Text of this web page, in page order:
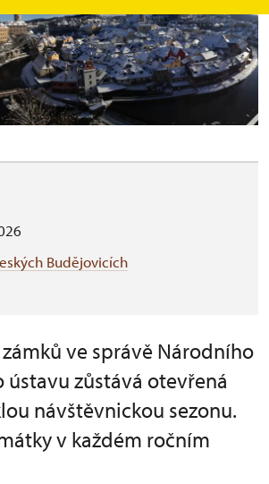
Budějovicích
ve správě Národního
zůstává otevřená
návštěvnickou sezonu.
v každém ročním